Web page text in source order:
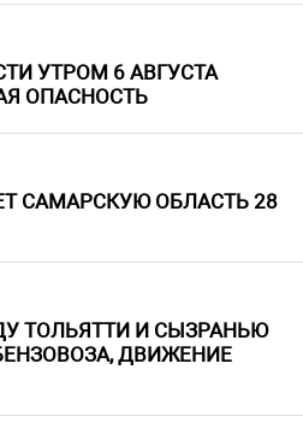
УТРОМ 6 АВГУСТА
ОПАСНОСТЬ
САМАРСКУЮ ОБЛАСТЬ 28
ТОЛЬЯТТИ И СЫЗРАНЬЮ
ДВИЖЕНИЕ